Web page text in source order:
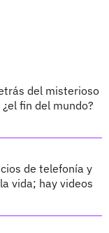
del misterioso
fin del mundo?
de telefonía y
vida; hay videos